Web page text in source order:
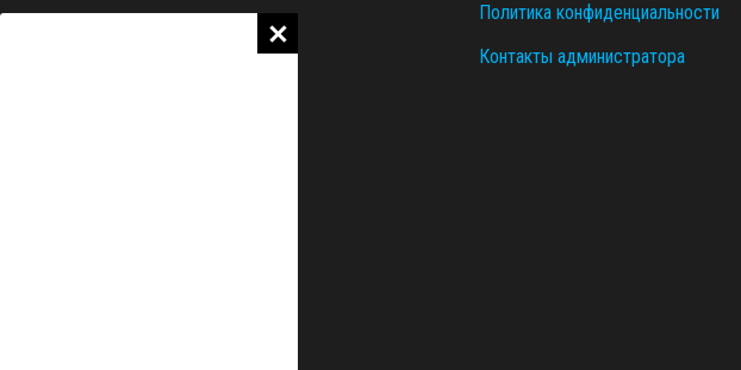
Политика конфиденциальности
Контакты администратора